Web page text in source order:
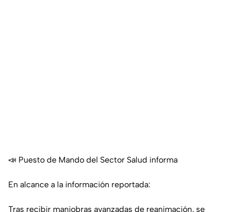
📣 Puesto de Mando del Sector Salud informa
En alcance a la información reportada:
Tras recibir maniobras avanzadas de reanimación, se